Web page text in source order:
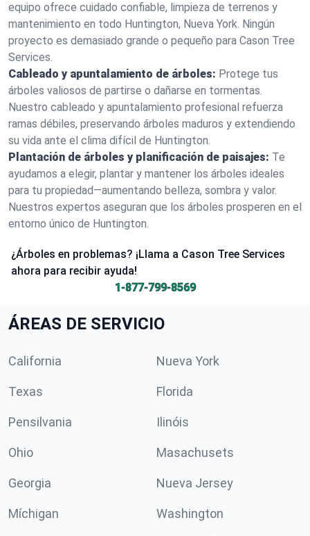
equipo ofrece cuidado confiable, limpieza de terrenos y
mantenimiento en todo Huntington, Nueva York. Ningún
proyecto es demasiado grande o pequeño para Cason Tree
Services.
Cableado y apuntalamiento de árboles: Protege tus
árboles valiosos de partirse o dañarse en tormentas.
Nuestro cableado y apuntalamiento profesional refuerza
ramas débiles, preservando árboles maduros y extendiendo
su vida ante el clima difícil de Huntington.
Plantación de árboles y planificación de paisajes: Te
ayudamos a elegir, plantar y mantener los árboles ideales
para tu propiedad—aumentando belleza, sombra y valor.
Nuestros expertos aseguran que los árboles prosperen en el
entorno único de Huntington.
¿Árboles en problemas? ¡Llama a Cason Tree Services
ahora para recibir ayuda!
1-877-799-8569
ÁREAS DE SERVICIO
California Nueva York
Texas Florida
Pensilvania Ilinóis
Ohio Masachusets
Georgia Nueva Jersey
Míchigan Washington